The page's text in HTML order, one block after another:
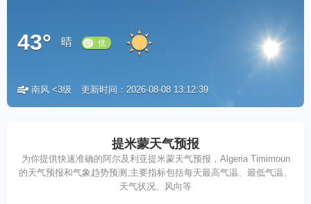
43° 晴
优
南风 <3级 更新时间：2026-08-08 13:12:39
提米蒙天气预报
为你提供快速准确的阿尔及利亚提米蒙天气预报，Algeria Timimoun
的天气预报和气象趋势预测,主要指标包括每天最高气温、最低气温、
天气状况、风向等